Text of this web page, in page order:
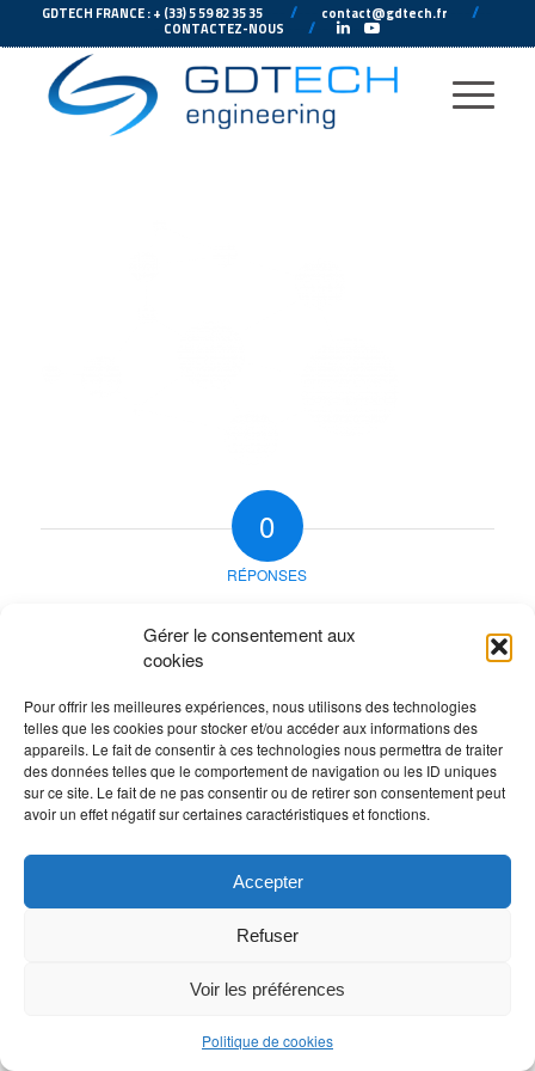
Gérer le consentement aux
cookies
Pour offrir les meilleures expériences, nous utilisons des technologies
telles que les cookies pour stocker et/ou accéder aux informations des
appareils. Le fait de consentir à ces technologies nous permettra de traiter
des données telles que le comportement de navigation ou les ID uniques
sur ce site. Le fait de ne pas consentir ou de retirer son consentement peut
avoir un effet négatif sur certaines caractéristiques et fonctions.
Accepter
Refuser
Voir les préférences
Politique de cookies
GDTECH FRANCE : + (33) 5 59 82 35 35 //--- contact@gdtech.fr //--
CONTACTEZ-NOUS ---// ---
0
RÉPONSES
Rejoindre la discussion?
Vous devezvous connecterpour publier un
commentaire.